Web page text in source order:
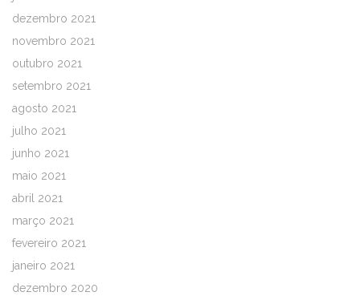
dezembro 2021
novembro 2021
outubro 2021
setembro 2021
agosto 2021
julho 2021
junho 2021
maio 2021
abril 2021
março 2021
fevereiro 2021
janeiro 2021
dezembro 2020